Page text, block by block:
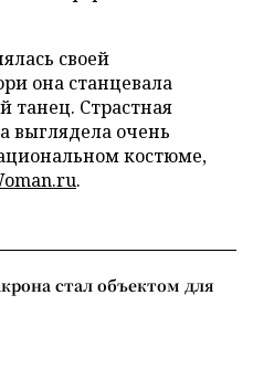
своей
она станцевала
танец. Страстная
выглядела очень
костюме,
.
стал объектом для